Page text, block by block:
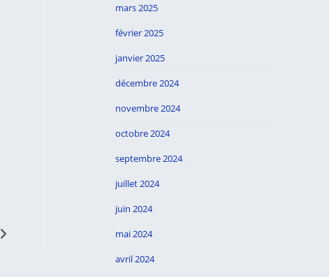
Aller à la page suivante
mars 2025
février 2025
janvier 2025
décembre 2024
novembre 2024
octobre 2024
septembre 2024
juillet 2024
juin 2024
mai 2024
avril 2024